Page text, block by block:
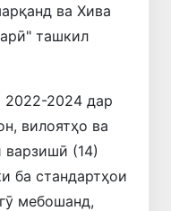
ва Хива
ташкил
2022-2024 дар
вилоятҳо ва
(14)
ба стандартҳои
мебошанд,